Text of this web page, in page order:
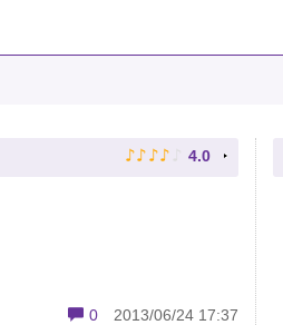
♪ ♪ ♪ ♪ ♪ 4.0
0 2013/06/24 17:37